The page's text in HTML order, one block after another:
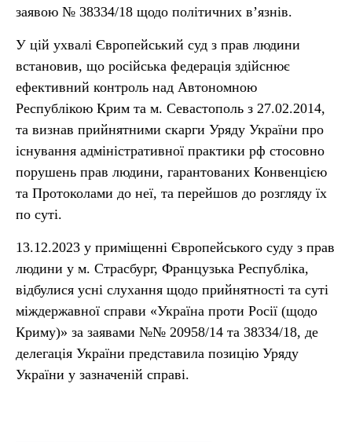
заявою № 38334/18 щодо політичних в’язнів.
У цій ухвалі Європейський суд з прав людини
встановив, що російська федерація здійснює
ефективний контроль над Автономною
Республікою Крим та м. Севастополь з 27.02.2014,
та визнав прийнятними скарги Уряду України про
існування адміністративної практики рф стосовно
порушень прав людини, гарантованих Конвенцією
та Протоколами до неї, та перейшов до розгляду їх
по суті.
13.12.2023 у приміщенні Європейського суду з прав
людини у м. Страсбург, Французька Республіка,
відбулися усні слухання щодо прийнятності та суті
міждержавної справи «Україна проти Росії (щодо
Криму)» за заявами №№ 20958/14 та 38334/18, де
делегація України представила позицію Уряду
України у зазначеній справі.